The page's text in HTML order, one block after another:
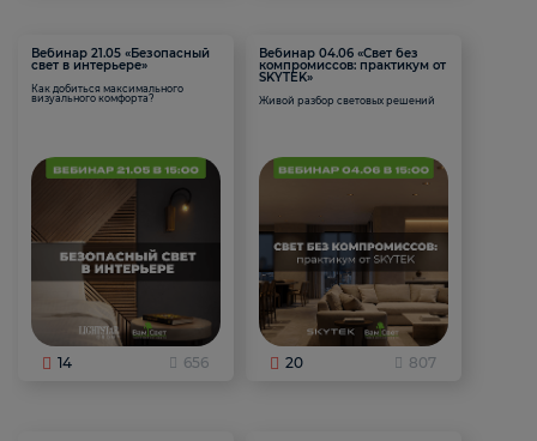
Вебинар 21.05 «Безопасный
свет в интерьере»
Как добиться максимального
визуального комфорта?
14 656
Вебинар 04.06 «Свет без
компромиссов: практикум от
SKYTEK»
Живой разбор световых решений
20 807